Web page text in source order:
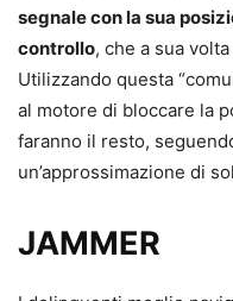
segnale con la sua
controllo, che a sua
Utilizzando questa
al motore di bloccare la
faranno il resto,
un’approssimazione di
JAMMER